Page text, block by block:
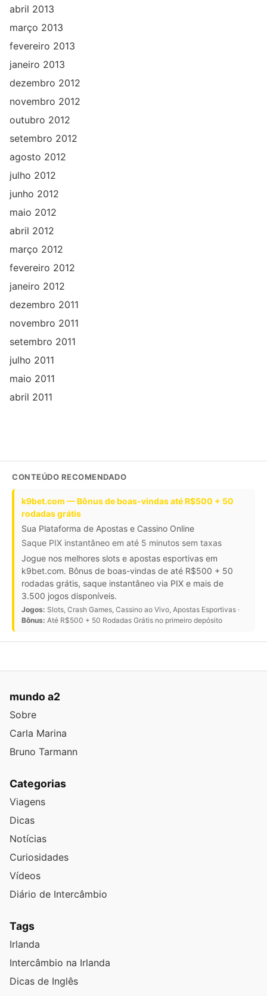
abril 2013
março 2013
fevereiro 2013
janeiro 2013
dezembro 2012
novembro 2012
outubro 2012
setembro 2012
agosto 2012
julho 2012
junho 2012
maio 2012
abril 2012
março 2012
fevereiro 2012
janeiro 2012
dezembro 2011
novembro 2011
setembro 2011
julho 2011
maio 2011
abril 2011
CONTEÚDO RECOMENDADO
k9bet.com — Bônus de boas-vindas até R$500 + 50
rodadas grátis
Sua Plataforma de Apostas e Cassino Online
Saque PIX instantâneo em até 5 minutos sem taxas
Jogue nos melhores slots e apostas esportivas em
k9bet.com. Bônus de boas-vindas de até R$500 + 50
rodadas grátis, saque instantâneo via PIX e mais de
3.500 jogos disponíveis.
Jogos: Slots, Crash Games, Cassino ao Vivo, Apostas Esportivas ·
Bônus: Até R$500 + 50 Rodadas Grátis no primeiro depósito
mundo a2
Sobre
Carla Marina
Bruno Tarmann
Categorias
Viagens
Dicas
Notícias
Curiosidades
Vídeos
Diário de Intercâmbio
Tags
Irlanda
Intercâmbio na Irlanda
Dicas de Inglês